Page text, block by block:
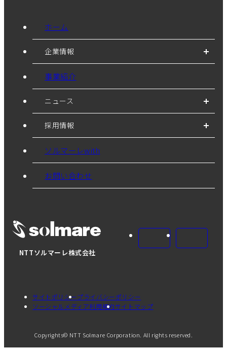
NTTソルマーレ株式会社
ホーム
企業情報
事業紹介
ニュース
採用情報
ソルマーレwith
お問い合わせ
サイトポリシープライバシーポリシー
ソーシャルメディア利用規約サイトマップ
Copyrights© NTT Solmare Corporation. All rights reserved.